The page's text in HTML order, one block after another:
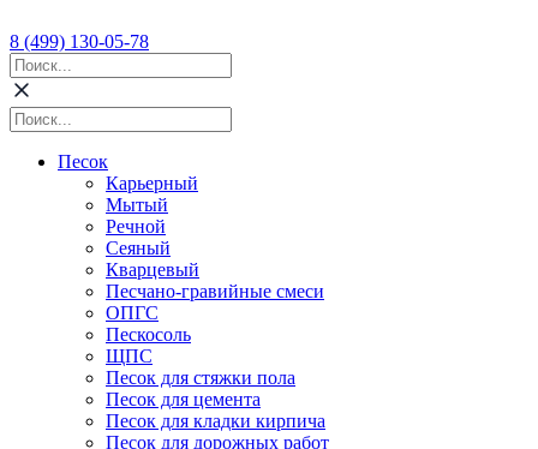
8 (499) 130-05-78
Песок
Карьерный
Мытый
Речной
Сеяный
Кварцевый
Песчано-гравийные смеси
ОПГС
Пескосоль
ЩПС
Песок для стяжки пола
Песок для цемента
Песок для кладки кирпича
Песок для дорожных работ